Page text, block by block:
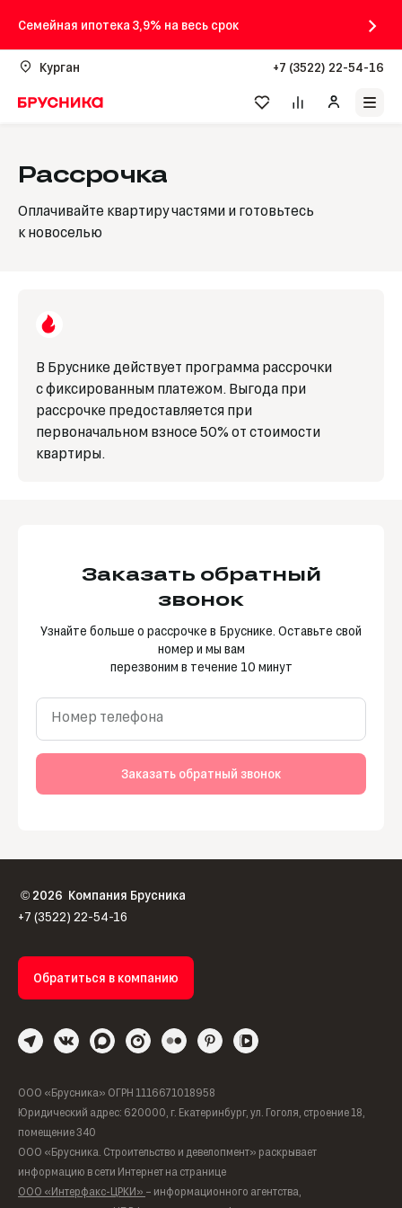
Семейная ипотека 3,9% на весь срок
Курган +7 (3522) 22-54-16
Рассрочка
Оплачивайте квартиру частями и готовьтесь
к новоселью
В Бруснике действует программа рассрочки
с фиксированным платежом. Выгода при
рассрочке предоставляется при
первоначальном взносе 50% от стоимости
квартиры.
Заказать обратный
звонок
Узнайте больше о рассрочке в Бруснике. Оставьте свой
номер и мы вам
перезвоним в течение 10 минут
Номер телефона
Заказать обратный звонок
©2026 Компания Брусника
+7 (3522) 22-54-16
Обратиться в компанию
ООО «Брусника» ОГРН 1116671018958
Юридический адрес: 620000, г. Екатеринбург, ул. Гоголя, строение 18,
помещение 340
ООО «Брусника. Строительство и девелопмент» раскрывает
информацию в сети Интернет на странице
ООО «Интерфакс-ЦРКИ» – информационного агентства,